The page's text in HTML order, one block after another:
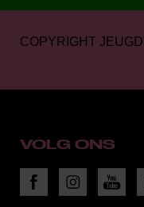
COPYRIGHT
VOLG ONS